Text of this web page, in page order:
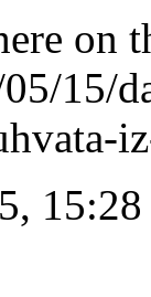
on
15/
15:28